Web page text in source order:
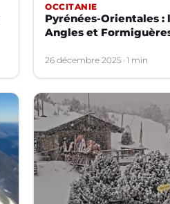
OCCITANIE
Pyrénées-Orientales :
Angles et
26 décembre 2025 1 min